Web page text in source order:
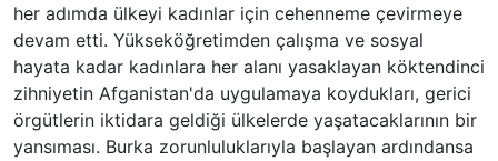
her adımda ülkeyi kadınlar için cehenneme çevirmeye
devam etti. Yükseköğretimden çalışma ve sosyal
hayata kadar kadınlara her alanı yasaklayan köktendinci
zihniyetin Afganistan'da uygulamaya koydukları, gerici
örgütlerin iktidara geldiği ülkelerde yaşatacaklarının bir
yansıması. Burka zorunluluklarıyla başlayan ardındansa